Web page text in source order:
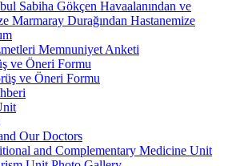
Sabiha Gökçen Havaalanından ve
Marmaray Durağından Hastanemize
Memnuniyet Anketi
ve Öneri Formu
ve Öneri Formu
Our Doctors
and Complementary Medicine Unit